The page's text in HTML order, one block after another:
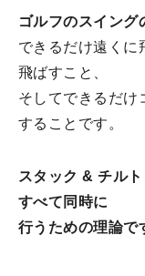
ゴルフのスイング
できるだけ遠くに
飛ばすこと、
そしてできるだけ
することです。
スタック & チル
すべて同時に
行うための理論で